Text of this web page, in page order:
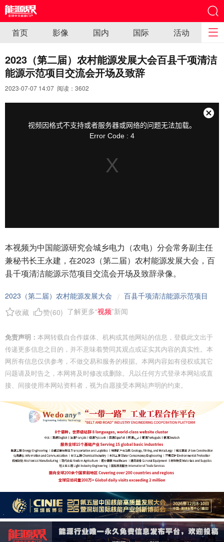
首页 影像 国内 国际 活动
2023（第二届）农村能源发展大会百县千项清洁
能源示范项目交流会开场及致辞
2023-07-07 14:07 阅读： 3602
视频因格式不支持或者服务器或网络的问题无法加载。
Error Code : 4
关
本视频为中国能源研究会城乡电力（农电）分会常务副主任
兼秘书长王永建，在2023（第二届）农村能源发展大会，百
县千项清洁能源示范项目交流会开场及致辞录像。
2023（第二届）农村能源发展大会 / 百县千项清洁能源示范项目
收藏
赞(60) 了解更多“视频”新闻
免责声明： 本网转载自合作媒体、机构或其他网站的信息，登载此文出于
传递更多信息之目的，并不意味着赞同其观点或证实其内容的真实性。本
网所有信息仅供参考，不做交易和服务的根据。本网内容如有侵权或其它
问题请及时告之，本网将及时修改或删除。凡以任何方式登录本网站或直
接、间接使用本网站资料者，视为自愿接受本网站声明的约束。